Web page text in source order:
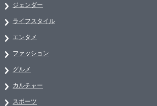
ジェンダー
ライフスタイル
エンタメ
ファッション
グルメ
カルチャー
スポーツ